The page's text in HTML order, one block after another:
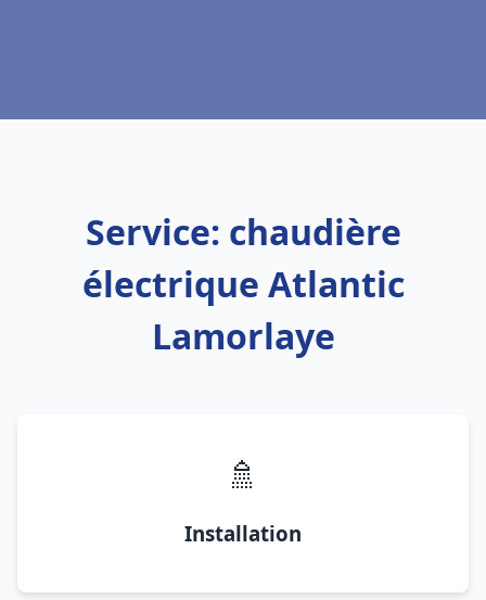
Service: chaudière
électrique Atlantic
Lamorlaye
🚿
Installation